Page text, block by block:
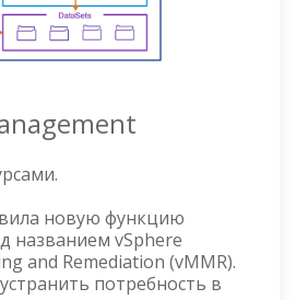
новую функцию
названием vSphere
and Remediation (vMMR).
потребность в